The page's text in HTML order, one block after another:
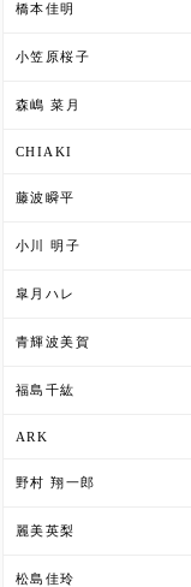
橋本佳明
小笠原桜子
森嶋 菜月
CHIAKI
藤波瞬平
小川 明子
皐月ハレ
青輝波美賀
福島千紘
ARK
野村 翔一郎
麗美英梨
松島佳玲